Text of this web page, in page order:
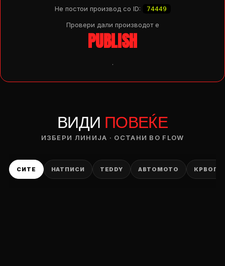
Не постои производ со ID: 74449
Провери дали производот e
PUBLISH
.
ВИДИ ПОВЕЌЕ
ИЗБЕРИ ЛИНИЈА · ОСТАНИ ВО FLOW
СИТЕ НАТПИСИ TEDDY АВТОМОТО